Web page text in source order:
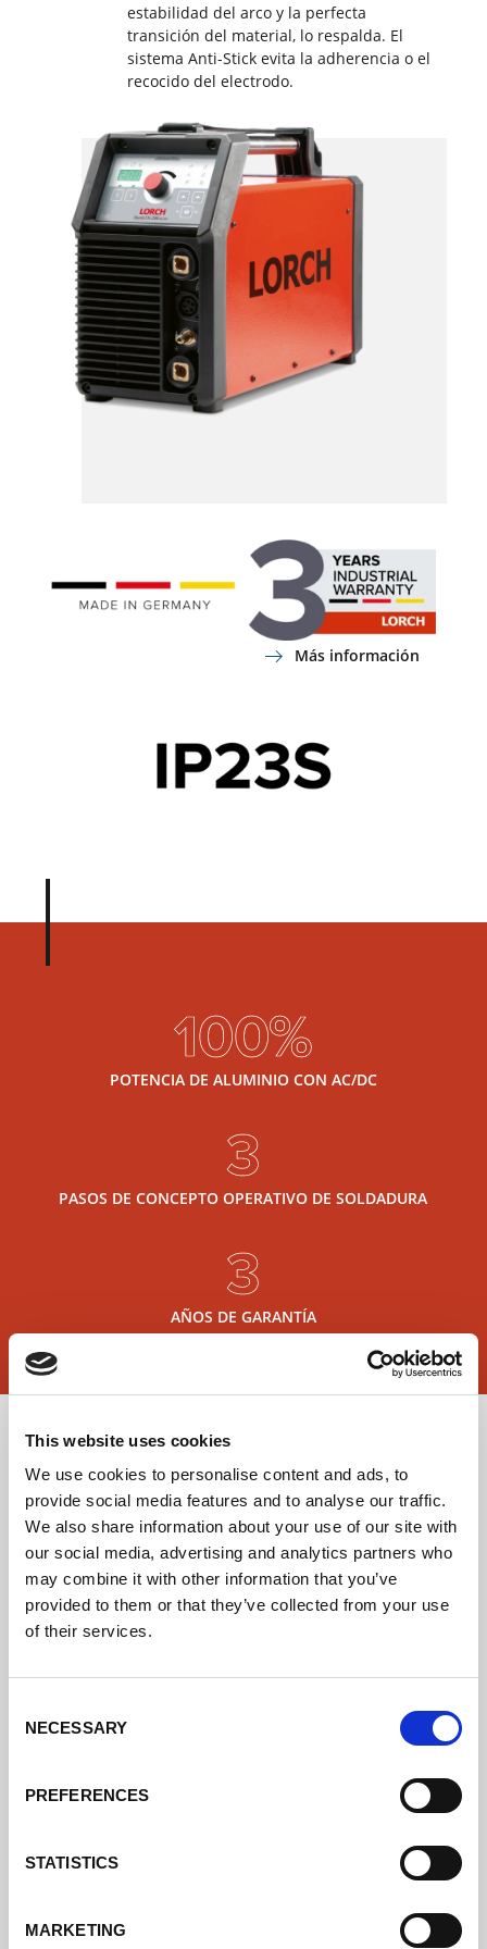
This website uses cookies
We use cookies to personalise content and ads, to
provide social media features and to analyse our traffic.
We also share information about your use of our site with
our social media, advertising and analytics partners who
may combine it with other information that you’ve
provided to them or that they’ve collected from your use
of their services.
Selection
NECESSARY
PREFERENCES
STATISTICS
MARKETING
estabilidad del arco y la perfecta
transición del material, lo respalda. El
sistema Anti-Stick evita la adherencia o el
recocido del electrodo.
Más información
100%
POTENCIA DE ALUMINIO CON AC/DC
3
PASOS DE CONCEPTO OPERATIVO DE SOLDADURA
3
AÑOS DE GARANTÍA
Soldadura de aluminio hecha fácil:
el concepto de manejo intuitivo
ControlPro.
El concepto de manejo de la serie HandyTIG AC/DC
está bien pensado hasta el último detalle: Primero
seleccione el tipo de corriente, DC para acero, AC para
aluminio. Del resto se encarga como siempre Lorch:
Así, la soldadura de aluminio se convierte de una
AC/DC